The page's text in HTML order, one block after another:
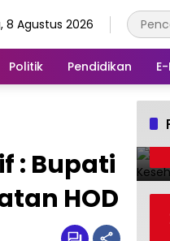
8 Agustus 2026
Politik Pendidikan
: Bupati
HOD